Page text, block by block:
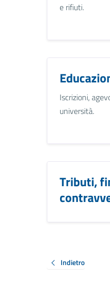
e rifiuti.
Iscrizioni,
università.
Tributi,
Indietro